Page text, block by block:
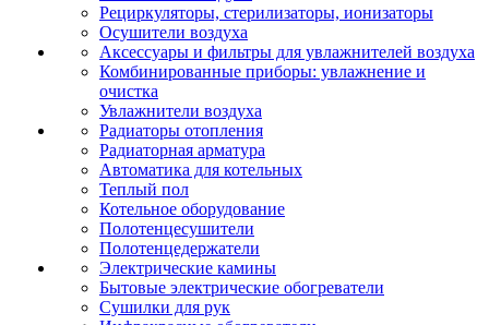
Рециркуляторы, стерилизаторы, ионизаторы
Осушители воздуха
Аксессуары и фильтры для увлажнителей воздуха
Комбинированные приборы: увлажнение и
очистка
Увлажнители воздуха
Радиаторы отопления
Радиаторная арматура
Автоматика для котельных
Теплый пол
Котельное оборудование
Полотенцесушители
Полотенцедержатели
Электрические камины
Бытовые электрические обогреватели
Сушилки для рук